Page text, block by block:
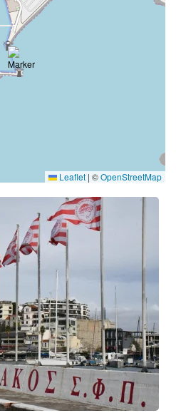
Leaflet | ©OpenStreetMap
MORE